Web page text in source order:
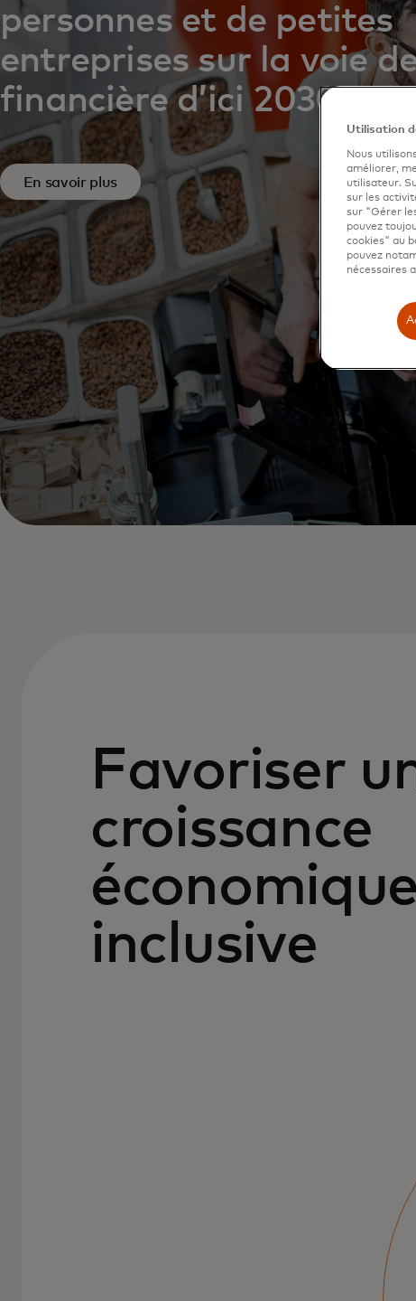
personnes et de petites
entreprises sur la voie
financière d’ici 2030.
En savoir plus
Favoriser
croissance
économique
inclusive
Utilisation
Nous
améliorer,
utilisateur.
sur les
sur "Gérer
pouvez
cookies" au
pouvez
nécessaires